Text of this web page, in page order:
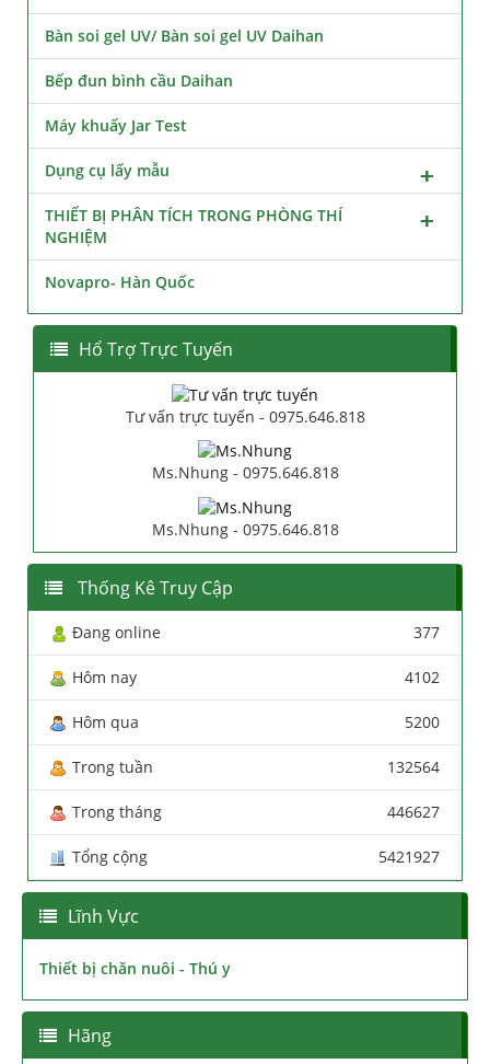
Bàn soi gel UV/ Bàn soi gel UV Daihan
Bếp đun bình cầu Daihan
Máy khuấy Jar Test
Dụng cụ lấy mẫu
THIẾT BỊ PHÂN TÍCH TRONG PHÒNG THÍ
NGHIỆM
Novapro- Hàn Quốc
Hổ Trợ Trực Tuyến
Tư vấn trực tuyến - 0975.646.818
Ms.Nhung - 0975.646.818
Ms.Nhung - 0975.646.818
Thống Kê Truy Cập
Đang online 377
Hôm nay 4102
Hôm qua 5200
Trong tuần 132564
Trong tháng 446627
Tổng cộng 5421927
Lĩnh Vực
Thiết bị chăn nuôi - Thú y
Hãng